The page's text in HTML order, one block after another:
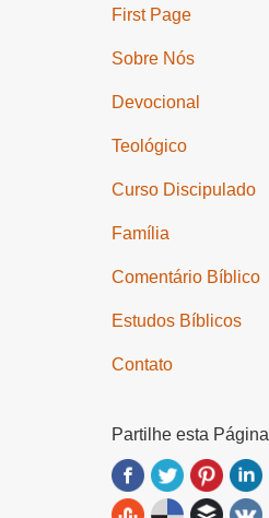
First Page
Sobre Nós
Devocional
Teológico
Curso Discipulado
Família
Comentário Bíblico
Estudos Bíblicos
Contato
Partilhe esta Página